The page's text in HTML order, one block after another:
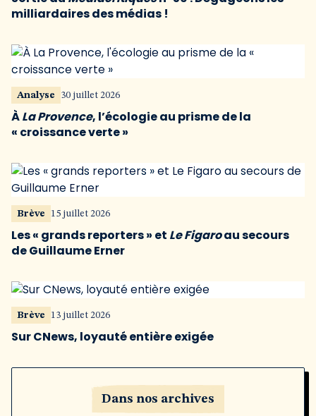
milliardaires des médias !
Analyse 30 juillet 2026
ÀLa Provence, l’écologie au prisme de la
« croissance verte »
Brève 15 juillet 2026
Les « grands reporters » et Le Figaroau secours
de Guillaume Erner
Brève 13 juillet 2026
Sur CNews, loyauté entière exigée
Dans nos archives